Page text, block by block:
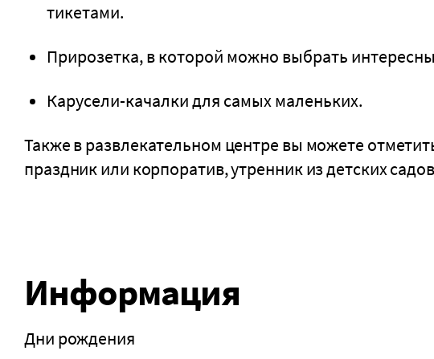
тикетами.
Прирозетка, в которой можно выбрать
Карусели-качалки для самых маленьких.
Также в развлекательном центре вы можете
праздник или корпоратив, утренник из детских
Информация
Дни рождения